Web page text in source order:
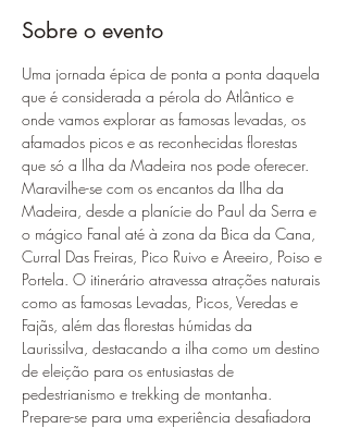
Sobre o evento
Uma jornada épica de ponta a ponta daquela
que é considerada a pérola do Atlântico e
onde vamos explorar as famosas levadas, os
afamados picos e as reconhecidas florestas
que só a Ilha da Madeira nos pode oferecer.
Maravilhe-se com os encantos da Ilha da
Madeira, desde a planície do Paul da Serra e
o mágico Fanal até à zona da Bica da Cana,
Curral Das Freiras, Pico Ruivo e Areeiro, Poiso e
Portela. O itinerário atravessa atrações naturais
como as famosas Levadas, Picos, Veredas e
Fajãs, além das florestas húmidas da
Laurissilva, destacando a ilha como um destino
de eleição para os entusiastas de
pedestrianismo e trekking de montanha.
Prepare-se para uma experiência desafiadora